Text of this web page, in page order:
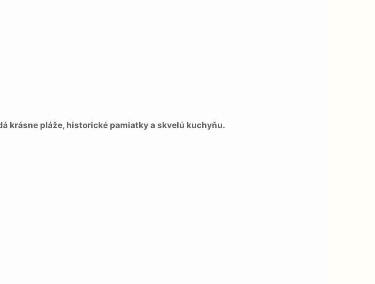
krásne pláže, historické pamiatky a skvelú kuchyňu.